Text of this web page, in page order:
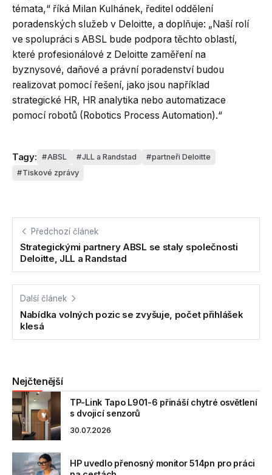
témata,“ říká Milan Kulhánek, ředitel oddělení
poradenských služeb v Deloitte, a doplňuje: „Naší rolí
ve spolupráci s ABSL bude podpora těchto oblastí,
které profesionálové z Deloitte zaměření na
byznysové, daňové a právní poradenství budou
realizovat pomocí řešení, jako jsou například
strategické HR, HR analytika nebo automatizace
pomocí robotů (Robotics Process Automation).“
Tagy: ABSL JLL a Randstad
partneři Deloitte
Tiskové zprávy
Předchozí článek
Strategickými partnery ABSL se staly společnosti
Deloitte, JLL a Randstad
Další článek
Nabídka volných pozic se zvyšuje, počet přihlášek
klesá
Nejčtenější
TP-Link Tapo L901-6 přináší chytré osvětlení
s dvojicí senzorů
30.07.2026
HP uvedlo přenosný monitor 514pn pro práci